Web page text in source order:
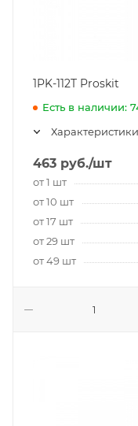
1PK-112T Proskit
Есть в наличии:
Характеристики
463 руб./шт
от 1 шт
от 10 шт
от 17 шт
от 29 шт
от 49 шт